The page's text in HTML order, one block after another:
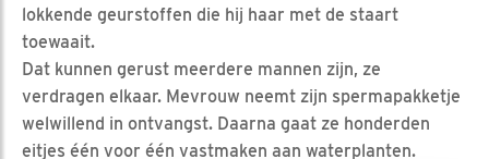
lokkende geurstoffen die hij haar met de staart
toewaait.
Dat kunnen gerust meerdere mannen zijn, ze
verdragen elkaar. Mevrouw neemt zijn spermapakketje
welwillend in ontvangst. Daarna gaat ze honderden
eitjes één voor één vastmaken aan waterplanten.